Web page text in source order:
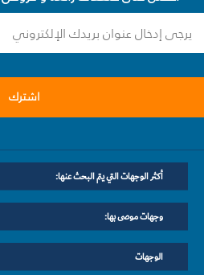
اشترك
أكثر الوجهات التي يتم البحث عنها:
وجهات موصى بها:
الوجهات